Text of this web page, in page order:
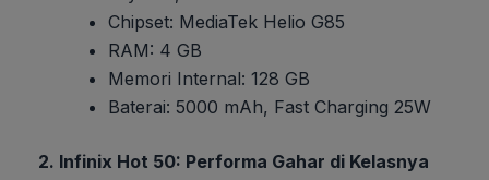
Chipset: MediaTek Helio G85
RAM: 4 GB
Memori Internal: 128 GB
Baterai: 5000 mAh, Fast Charging 25W
2. Infinix Hot 50: Performa Gahar di Kelasnya